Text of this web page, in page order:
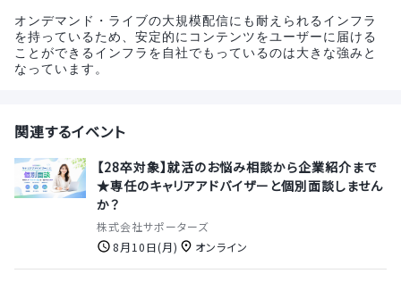
オンデマンド・ライブの大規模配信にも耐えられるインフラ
を持っているため、安定的にコンテンツをユーザーに届ける
ことができるインフラを自社でもっているのは大きな強みと
なっています。
関連するイベント
【28卒対象】就活のお悩み相談から企業紹介まで
★専任のキャリアアドバイザーと個別面談しません
か？
株式会社サポーターズ
8月10日(月)
オンライン